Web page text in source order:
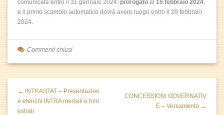
comunicate entro il 31 gennaio 2024, prorogato al 15 febbraio 2024,
e il primo scambio automatico dovrà avere luogo entro il 29 febbraio
2024.
Commenti chiusi
← INTRASTAT – Presentazion
e elenchi INTRA mensili e trim
estrali
CONCESSIONI GOVERNATIV
E – Versamento →